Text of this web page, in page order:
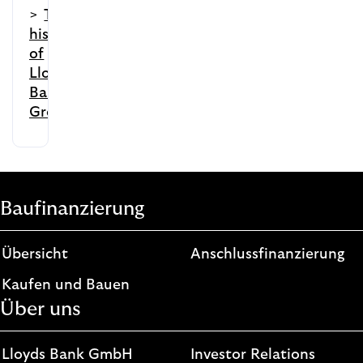
> The
history
of
Lloyds
Banking
Group
Baufinanzierung
Übersicht
Kaufen und Bauen
Anschlussfinanzierung
Über uns
Lloyds Bank GmbH Investor Relations